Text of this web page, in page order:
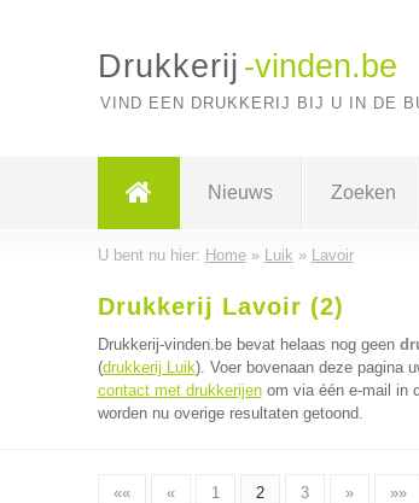
Drukkerij -vinden.be
VIND EEN DRUKKERIJ BIJ U IN DE
Nieuws Zoeken
U bent nu hier: Home» Luik » Lavoir
Drukkerij Lavoir (2)
Drukkerij-vinden.be bevat helaas nog geen
(drukkerij Luik). Voer bovenaan deze pagina
contact met drukkerijenom via één e-mail in
worden nu overige resultaten getoond.
«« « 1 2 3 » »»